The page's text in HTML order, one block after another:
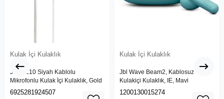
Kulak İçi Kulaklık
JBL T210 Siyah Kablolu
Mikrofonlu Kulak İçi Kulaklık, Gold
6925281924507
Kulak İçi Kulaklık
Jbl Wave Beam2, Kablosuz
Kulakiçi Kulaklık, IE, Mavi
1200130015274